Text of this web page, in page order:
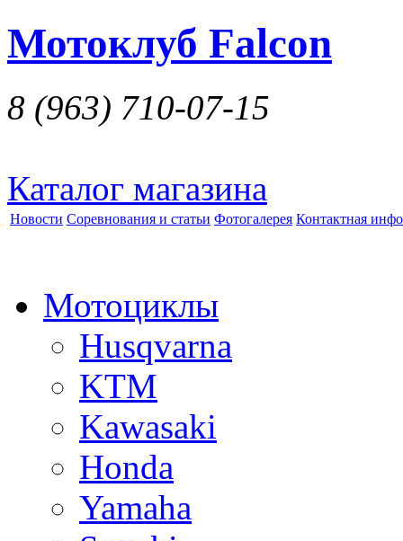
Мотоклуб Falcon
8 (963) 710-07-15
Каталог магазина
Новости Соревнования и статьи Фотогалерея Контактная
Мотоциклы
Husqvarna
KTM
Kawasaki
Honda
Yamaha